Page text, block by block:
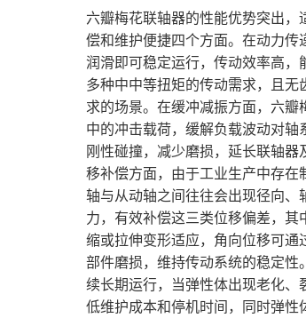
六瓣梅花联轴器的性能优势突出
偿和维护便捷四个方面。在动力
润滑即可稳定运行，传动效率高
多种中中等扭矩的传动需求，且
求的场景。在缓冲减振方面，六
中的冲击载荷，缓解负载波动对
刚性碰撞，减少磨损，延长联轴
移补偿方面，由于工业生产中存
轴与从动轴之间往往会出现径向
力，有效补偿这三类位移偏差，
缩或拉伸变形适应，角向位移可
部件磨损，维持传动系统的稳定
续长期运行，当弹性体出现老化
低维护成本和停机时间，同时弹性